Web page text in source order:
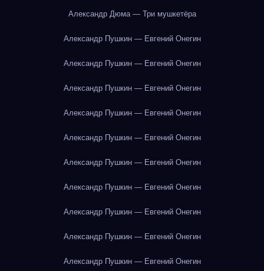
Александр Дюма — Три мушкетёра
Александр Пушкин — Евгений Онегин
Александр Пушкин — Евгений Онегин
Александр Пушкин — Евгений Онегин
Александр Пушкин — Евгений Онегин
Александр Пушкин — Евгений Онегин
Александр Пушкин — Евгений Онегин
Александр Пушкин — Евгений Онегин
Александр Пушкин — Евгений Онегин
Александр Пушкин — Евгений Онегин
Александр Пушкин — Евгений Онегин